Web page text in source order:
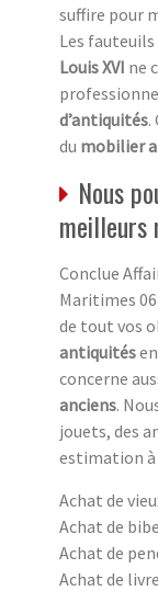
suffire pour
Les
Louis XVI ne
d’antiquités.
du mobilier
Nous
meilleurs
Conclue
Maritimes
de tout vos
antiquités
concerne
anciens.
jouets, des
estimation à
Achat de
Achat de
Achat de
Achat de